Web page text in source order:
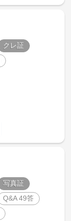
クレ証
写真証
Q&A 49答